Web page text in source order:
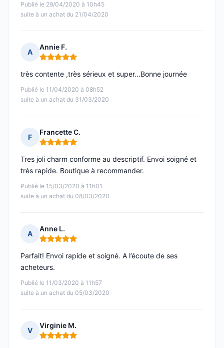
Publié le 29/04/2020 à 10h45
suite à un achat du 21/04/2020
A
Annie F.
Note : 5 sur 5
Publié le 11/04/2020 à 08h52
suite à un achat du 31/03/2020
très contente ,très sérieux et super...Bonne journée
F
Francette C.
Note : 5 sur 5
Publié le 15/03/2020 à 11h01
suite à un achat du 08/03/2020
Tres joli charm conforme au descriptif. Envoi soigné et
très rapide. Boutique à recommander.
A
Anne L.
Note : 5 sur 5
Publié le 11/03/2020 à 11h57
suite à un achat du 05/03/2020
Parfait! Envoi rapide et soigné. A l’écoute de ses
acheteurs.
V
Virginie M.
Note : 5 sur 5